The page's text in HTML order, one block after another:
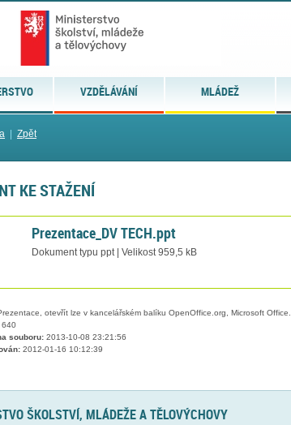
VZDĚLÁVÁNÍ MLÁDEŽ
Zpět
KE STAŽENÍ
Prezentace_DV TECH.ppt
Dokument typu ppt | Velikost 959,5 kB
otevřít lze v kancelářském balíku OpenOffice.org, Microsoft Office.
640
souboru: 2013-10-08 23:21:56
2012-01-16 10:12:39
ŠKOLSTVÍ, MLÁDEŽE A TĚLOVÝCHOVY